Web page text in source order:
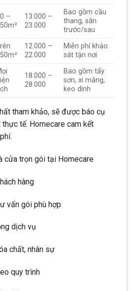
–
13.000 –
23.000
Bao gồm cầu
thang, sân
trước/sau
12.000 –
22.000
Miễn phí khảo
sát tận nơi
18.000 –
28.000
Bao gồm tẩy
sơn, xi măng,
keo dính
tham khảo, sẽ được báo cụ
tế. Homecare cam kết
cửa trọn gói tại Homecare
hàng
vấn gói phù hợp
dịch vụ
chất, nhân sự
quy trình